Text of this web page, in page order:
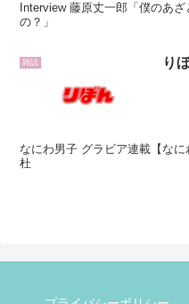
Interview 藤原丈一郎「僕のあ
の？」
雑誌 り
なにわ男子 グラビア連載【な
杜